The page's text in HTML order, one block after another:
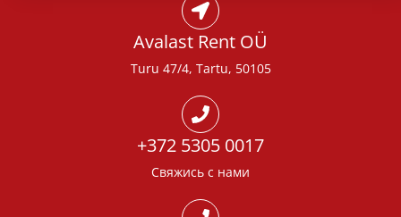
Avalast Rent OÜ
Turu 47/4, Tartu, 50105
+372 5305 0017
Свяжись с нами